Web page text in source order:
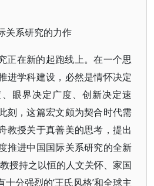
关系研究的力作
正在新的起跑线上。在一个思
进学科建设，必然是情怀决定
眼界决定广度、创新决定速
刻，这篇宏文颇为契合时代需
教授关于真善美的思考，提出
推进中国国际关系研究的全新
授持之以恒的人文关怀、家国
分强烈的‘王氏风格’和全球主